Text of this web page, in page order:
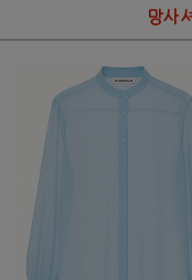
망사